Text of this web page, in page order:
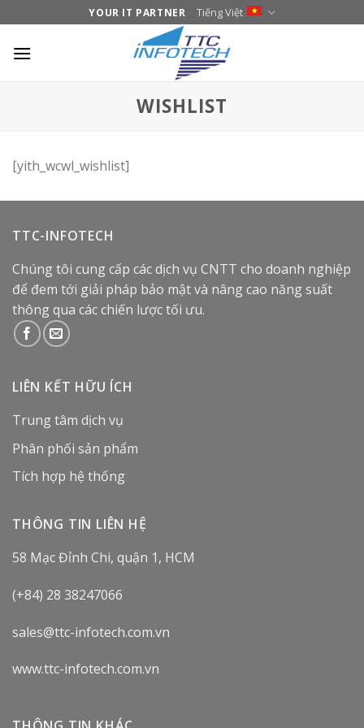
to
content
YOUR IT PARTNER Tiếng Việt
WISHLIST
[yith_wcwl_wishlist]
TTC-INFOTECH
Chúng tôi cung cấp các dịch vụ CNTT cho doanh nghiệp
để đem tới giải pháp bảo mật và nâng cao năng suất
thông qua các chiến lược tối ưu.
LIÊN KẾT HỮU ÍCH
Trung tâm dịch vụ
Phân phối sản phẩm
Tích hợp hệ thống
THÔNG TIN LIÊN HỆ
58 Mạc Đỉnh Chi, quận 1, HCM
(+84) 28 38247066
sales@ttc-infotech.com.vn
www.ttc-infotech.com.vn